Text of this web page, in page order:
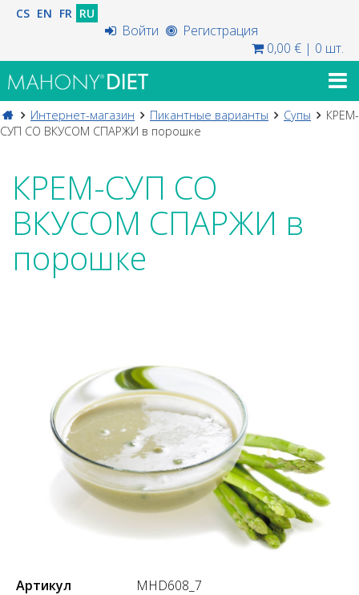
CS EN FR RU
Войти
Регистрация
0,00 € | 0 шт.
Интернет-магазин Пикантные варианты Супы
КРЕМ-
СУП СО ВКУСОМ СПАРЖИ в порошке
КРЕМ-СУП СО
ВКУСОМ СПАРЖИ в
порошке
Артикул
MHD608_7